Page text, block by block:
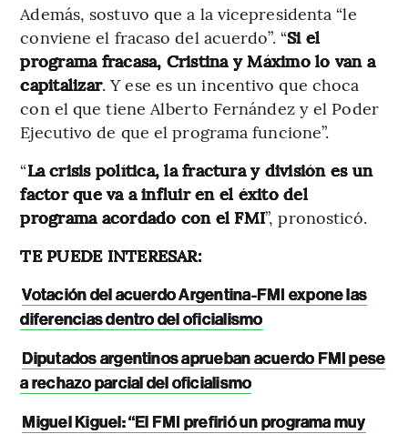
Además, sostuvo que a la vicepresidenta “le
conviene el fracaso del acuerdo”. “Si el
programa fracasa, Cristina y Máximo lo van a
capitalizar. Y ese es un incentivo que choca
con el que tiene Alberto Fernández y el Poder
Ejecutivo de que el programa funcione”.
“La crisis política, la fractura y división es un
factor que va a influir en el éxito del
programa acordado con el FMI”, pronosticó.
TE PUEDE INTERESAR:
Votación del acuerdo Argentina-FMI expone las
diferencias dentro del oficialismo
Diputados argentinos aprueban acuerdo FMI pese
a rechazo parcial del oficialismo
Miguel Kiguel: “El FMI prefirió un programa muy